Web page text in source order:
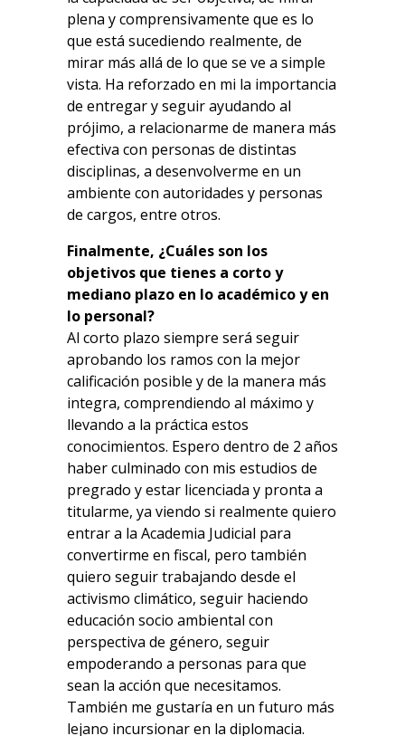
plena y comprensivamente que es lo
que está sucediendo realmente, de
mirar más allá de lo que se ve a simple
vista. Ha reforzado en mi la importancia
de entregar y seguir ayudando al
prójimo, a relacionarme de manera más
efectiva con personas de distintas
disciplinas, a desenvolverme en un
ambiente con autoridades y personas
de cargos, entre otros.
Finalmente, ¿Cuáles son los
objetivos que tienes a corto y
mediano plazo en lo académico y en
lo personal?
Al corto plazo siempre será seguir
aprobando los ramos con la mejor
calificación posible y de la manera más
integra, comprendiendo al máximo y
llevando a la práctica estos
conocimientos. Espero dentro de 2 años
haber culminado con mis estudios de
pregrado y estar licenciada y pronta a
titularme, ya viendo si realmente quiero
entrar a la Academia Judicial para
convertirme en fiscal, pero también
quiero seguir trabajando desde el
activismo climático, seguir haciendo
educación socio ambiental con
perspectiva de género, seguir
empoderando a personas para que
sean la acción que necesitamos.
También me gustaría en un futuro más
lejano incursionar en la diplomacia.